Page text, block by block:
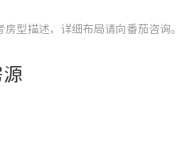
型描述，详细布局请向番茄咨询。
源